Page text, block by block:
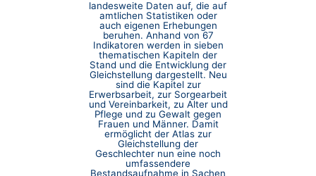
landesweite Daten auf, die auf
amtlichen Statistiken oder
auch eigenen Erhebungen
beruhen. Anhand von 67
Indikatoren werden in sieben
thematischen Kapiteln der
Stand und die Entwicklung der
Gleichstellung dargestellt. Neu
sind die Kapitel zur
Erwerbsarbeit, zur Sorgearbeit
und Vereinbarkeit, zu Alter und
Pflege und zu Gewalt gegen
Frauen und Männer. Damit
ermöglicht der Atlas zur
Gleichstellung der
Geschlechter nun eine noch
umfassendere
Bestandsaufnahme in Sachen